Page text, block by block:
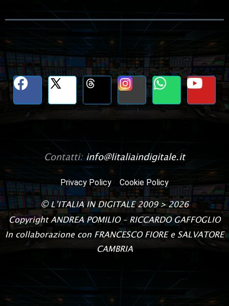
Contatti:info@litaliaindigitale.it
Privacy Policy Cookie Policy
© L’ITALIA IN DIGITALE2009 > 2026
Copyright ANDREA POMILIO – RICCARDO GAFFOGLIO
In collaborazione con FRANCESCO FIORE e SALVATORE
CAMBRIA